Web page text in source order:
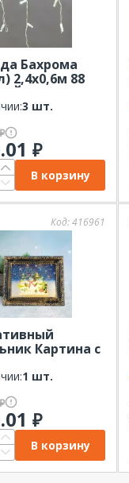
Бахрома
2,4х0,6м 88
белый ПВХ
свечение
NIGHT
3 шт.
₽
₽
В корзину
Код:416961
Картина с
снегопада
1 шт.
₽
₽
В корзину